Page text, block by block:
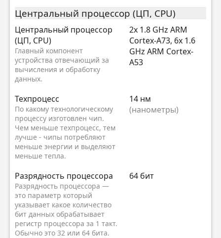
Центральный процессор (ЦП, CPU)
Центральный процессор
(ЦП, CPU)
Главный компонент
устройства отвечающий за
вычисления и обработку
данных.
2x 1.8 GHz ARM
Cortex-A73, 6x 1.6
GHz ARM Cortex-
A53
Техпроцесс
По какому технологическому
процессу изготовлен чип.
Чем меньше техпроцесс, тем
лучше - чипы потребляют
меньше энергии и выделяют
меньше тепла.
14 нм
(нанометры)
Разрядность процессора
Разрядность процессора —
это параметр который
указывает какое количество
бит данных обрабатывает
регистр процессора за 1 такт.
Обычно это 32 или 64 бита.
64 бит